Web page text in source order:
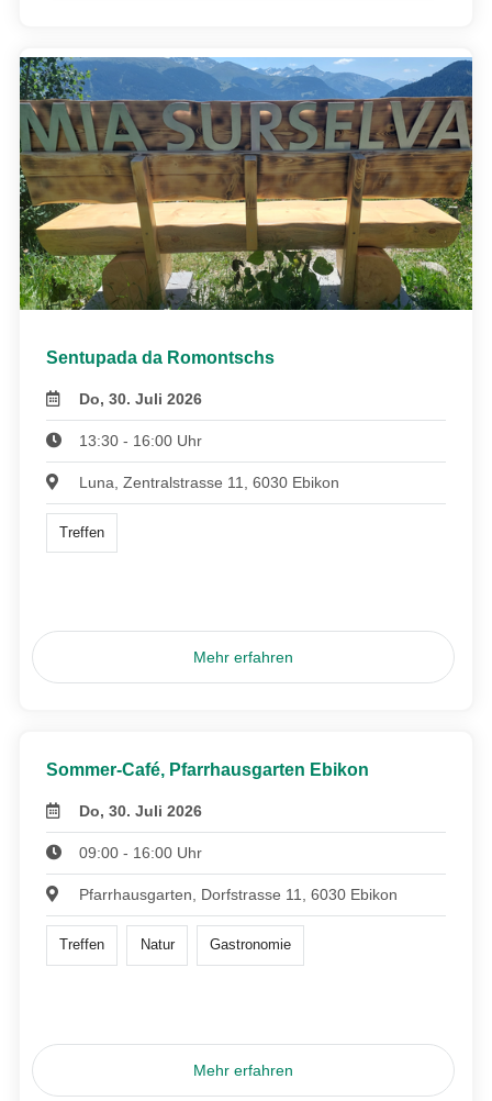
Sentupada da Romontschs
Do, 30. Juli 2026
13:30 - 16:00 Uhr
Luna, Zentralstrasse 11, 6030 Ebikon
Treffen
Mehr erfahren
Sommer-Café, Pfarrhausgarten Ebikon
Do, 30. Juli 2026
09:00 - 16:00 Uhr
Pfarrhausgarten, Dorfstrasse 11, 6030 Ebikon
Treffen Natur Gastronomie
Mehr erfahren